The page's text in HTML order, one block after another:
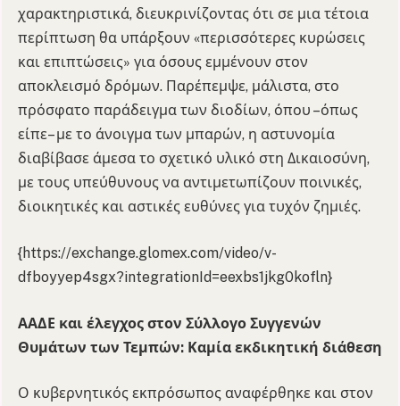
χαρακτηριστικά, διευκρινίζοντας ότι σε μια τέτοια
περίπτωση θα υπάρξουν «περισσότερες κυρώσεις
και επιπτώσεις» για όσους εμμένουν στον
αποκλεισμό δρόμων. Παρέπεμψε, μάλιστα, στο
πρόσφατο παράδειγμα των διοδίων, όπου –όπως
είπε– με το άνοιγμα των μπαρών, η αστυνομία
διαβίβασε άμεσα το σχετικό υλικό στη Δικαιοσύνη,
με τους υπεύθυνους να αντιμετωπίζουν ποινικές,
διοικητικές και αστικές ευθύνες για τυχόν ζημιές.
{https://exchange.glomex.com/video/v-
dfboyyep4sgx?integrationId=eexbs1jkg0kofln}
ΑΑΔΕ και έλεγχος στον Σύλλογο Συγγενών
Θυμάτων των Τεμπών: Καμία εκδικητική διάθεση
Ο κυβερνητικός εκπρόσωπος αναφέρθηκε και στον